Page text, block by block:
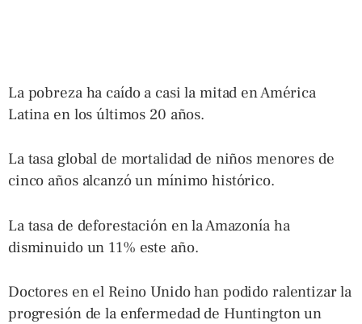
La pobreza ha caído a casi la mitad en América
Latina en los últimos 20 años.
La tasa global de mortalidad de niños menores de
cinco años alcanzó un mínimo histórico.
La tasa de deforestación en la Amazonía ha
disminuido un 11% este año.
Doctores en el Reino Unido han podido ralentizar la
progresión de la enfermedad de Huntington un